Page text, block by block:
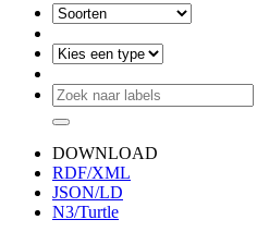
DOWNLOAD
RDF/XML
JSON/LD
N3/Turtle